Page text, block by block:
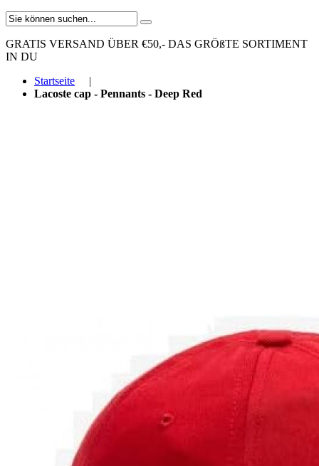
GRATIS VERSAND ÜBER €50,- DAS GRÖßTE SORTIMENT
IN DU
Startseite
|
Lacoste cap - Pennants - Deep Red